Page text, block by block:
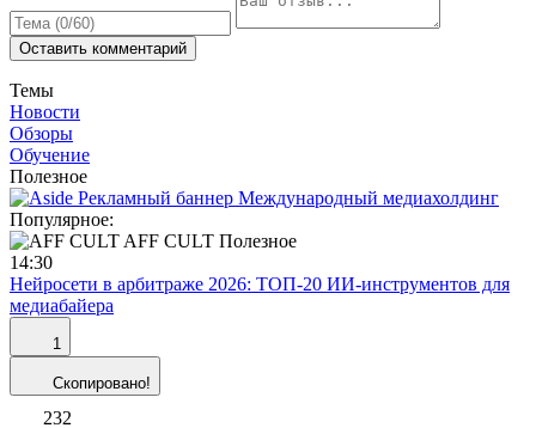
Оставить комментарий
Темы
Новости
Обзоры
Обучение
Полезное
Популярное:
AFF CULT Полезное
14:30
Нейросети в арбитраже 2026: ТОП-20 ИИ-инструментов для
медиабайера
1
Скопировано!
232